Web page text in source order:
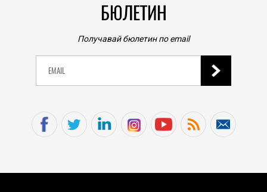
БЮЛЕТИН
Получавай бюлетин по email